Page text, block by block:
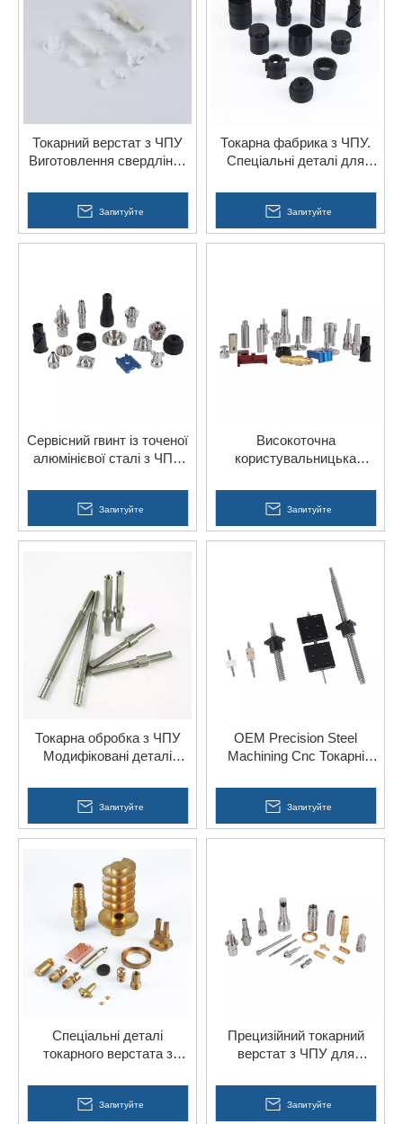
Токарний верстат з ЧПУ
Виготовлення свердління
нейлону
Запитуйте
Токарна фабрика з ЧПУ.
Спеціальні деталі для
Запитуйте
Сервісний гвинт із точеної
алюмінієвої сталі з ЧПУ
інструментів
Запитуйте
Високоточна
користувальницька
з ЧПУ металу 304 316
сталевих деталей
Запитуйте
Токарна обробка з ЧПУ
Модифіковані деталі
Китай
Запитуйте
OEM Precision Steel
Machining Cnc Токарні
механічних компонентів
Запитуйте
Спеціальні деталі
токарного верстата з
латунної пряжки
Запитуйте
Прецизійний токарний
верстат з ЧПУ для
компонентів
Запитуйте